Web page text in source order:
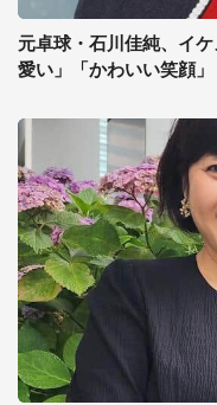
元卓球・石川佳純、イ
愛い」「かわいい笑顔